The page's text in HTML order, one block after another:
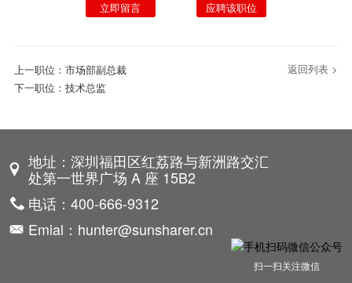
立即留言 应聘该职位
上一职位： 市场部副总裁
下一职位： 技术总监
返回列表 >
地址：深圳福田区红荔路与新洲路交汇
处第一世界广场 A 座 15B2
电话：400-666-9312
Emial：hunter@sunsharer.cn
扫一扫关注微信